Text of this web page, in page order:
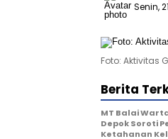
Senin,
Foto: Aktivitas
Berita
MT Balai
Depok Soroti
Ketahanan